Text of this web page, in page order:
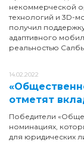
некоммерческой
технологий и 3D-
получил
адаптивного
реальностью
14.02.2022
отметят
Победители
номинациях,
для юридических